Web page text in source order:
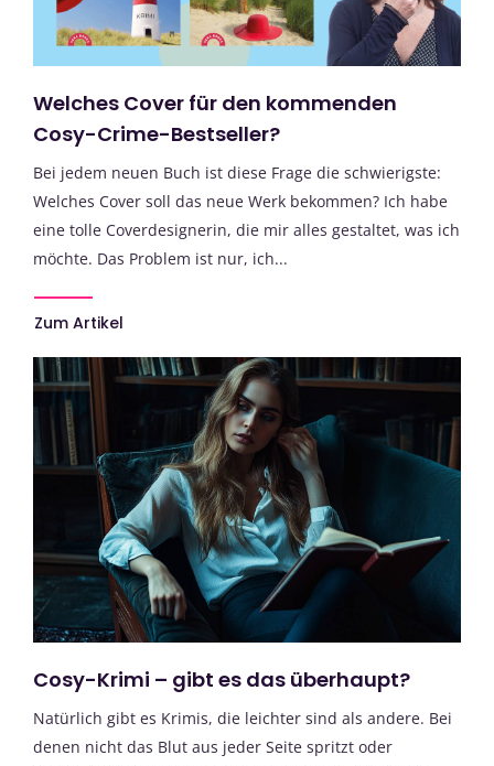
Welches Cover für den kommenden
Cosy-Crime-Bestseller?
Bei jedem neuen Buch ist diese Frage die schwierigste:
Welches Cover soll das neue Werk bekommen? Ich habe
eine tolle Coverdesignerin, die mir alles gestaltet, was ich
möchte. Das Problem ist nur, ich...
Zum Artikel
Cosy-Krimi – gibt es das überhaupt?
Natürlich gibt es Krimis, die leichter sind als andere. Bei
denen nicht das Blut aus jeder Seite spritzt oder